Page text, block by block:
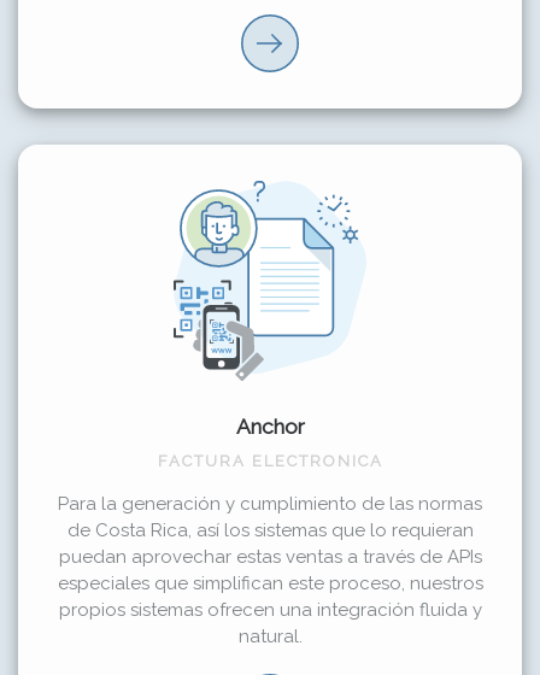
Anchor
FACTURA ELECTRONICA
Para la generación y cumplimiento de las normas
de Costa Rica, así los sistemas que lo requieran
puedan aprovechar estas ventas a través de APIs
especiales que simplifican este proceso, nuestros
propios sistemas ofrecen una integración fluida y
natural.